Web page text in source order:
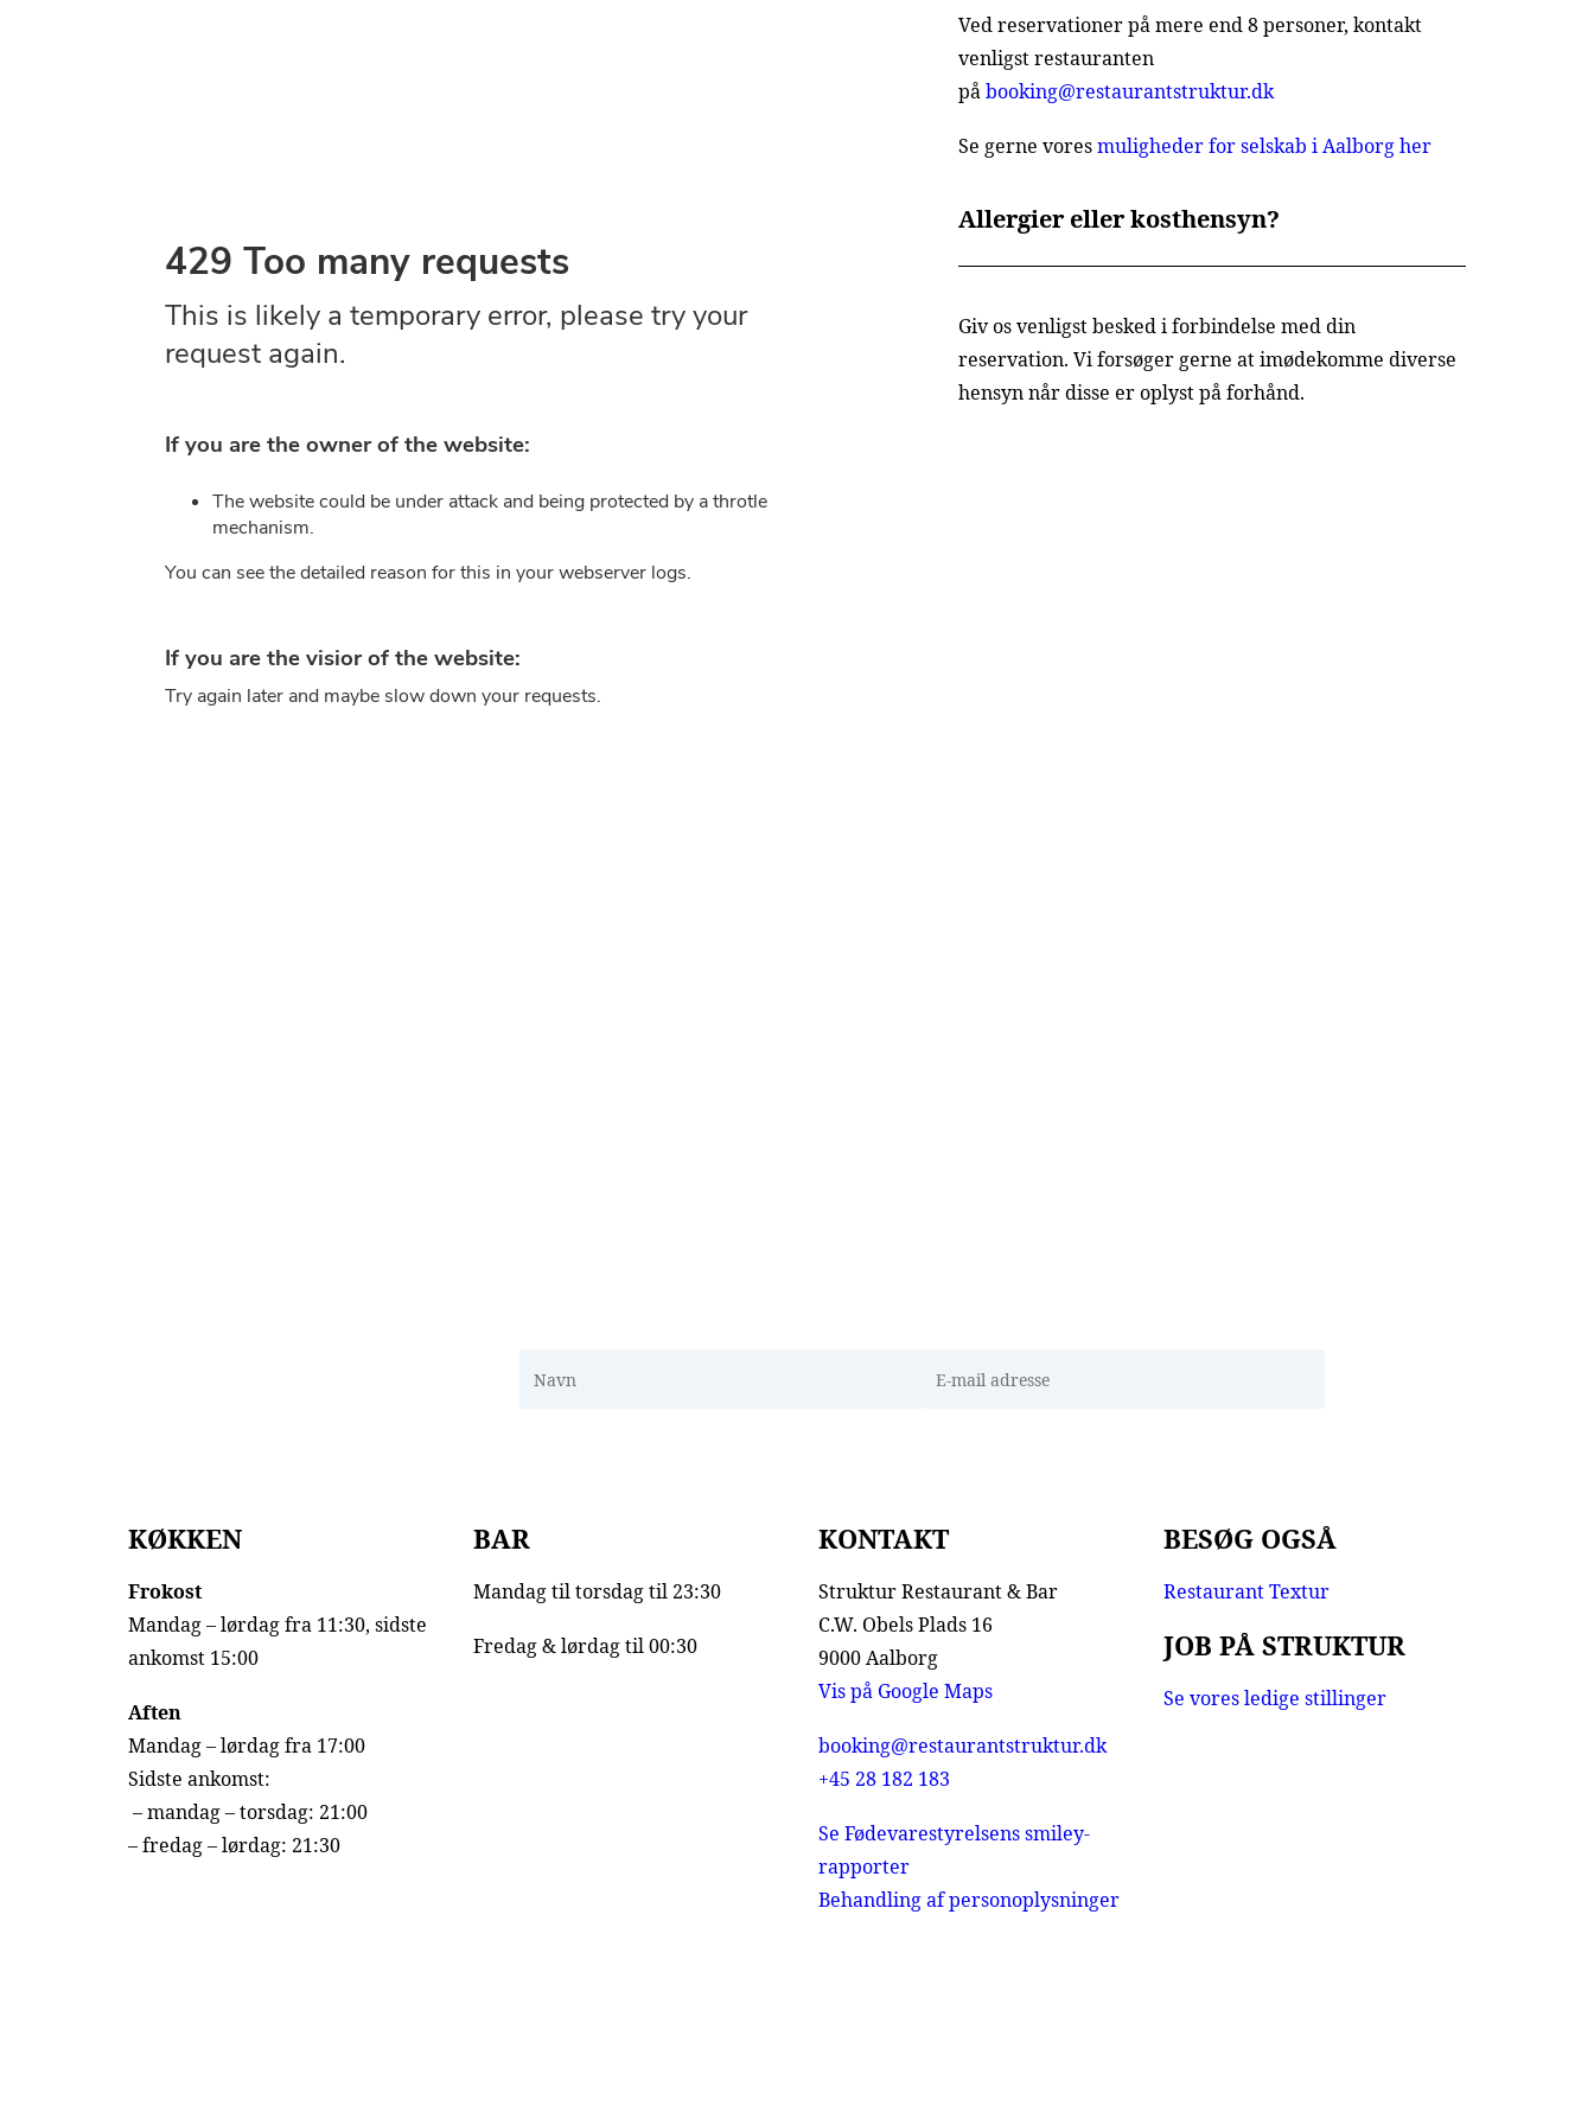
Ved reservationer på mere end 8 personer, kontakt
venligst restauranten
påbooking@restaurantstruktur.dk
Se gerne voresmuligheder for selskab i Aalborg her
Allergier eller kosthensyn?
Giv os venligst besked i forbindelse med din
reservation. Vi forsøger gerne at imødekomme diverse
hensyn når disse er oplyst på forhånd.
Navn E-mail adresse
KØKKEN
Frokost
Mandag – lørdag fra 11:30, sidste
ankomst 15:00
Aften
Mandag – lørdag fra 17:00
Sidste ankomst:
– mandag – torsdag: 21:00
– fredag – lørdag: 21:30
BAR
Mandag til torsdag til 23:30
Fredag & lørdag til 00:30
KONTAKT
Struktur Restaurant & Bar
C.W. Obels Plads 16
9000 Aalborg
Vis på Google Maps
booking@restaurantstruktur.dk
+45 28 182 183
Se Fødevarestyrelsens smiley-
rapporter
Behandling af personoplysninger
BESØG OGSÅ
Restaurant Textur
JOB PÅ STRUKTUR
Se vores ledige stillinger